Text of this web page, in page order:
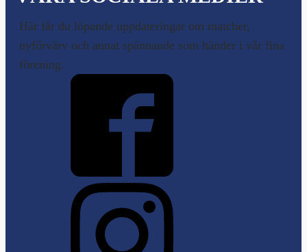
Här får du löpande uppdateringar om matcher,
nyförvärv och annat spännande som händer i vår fina
förening.